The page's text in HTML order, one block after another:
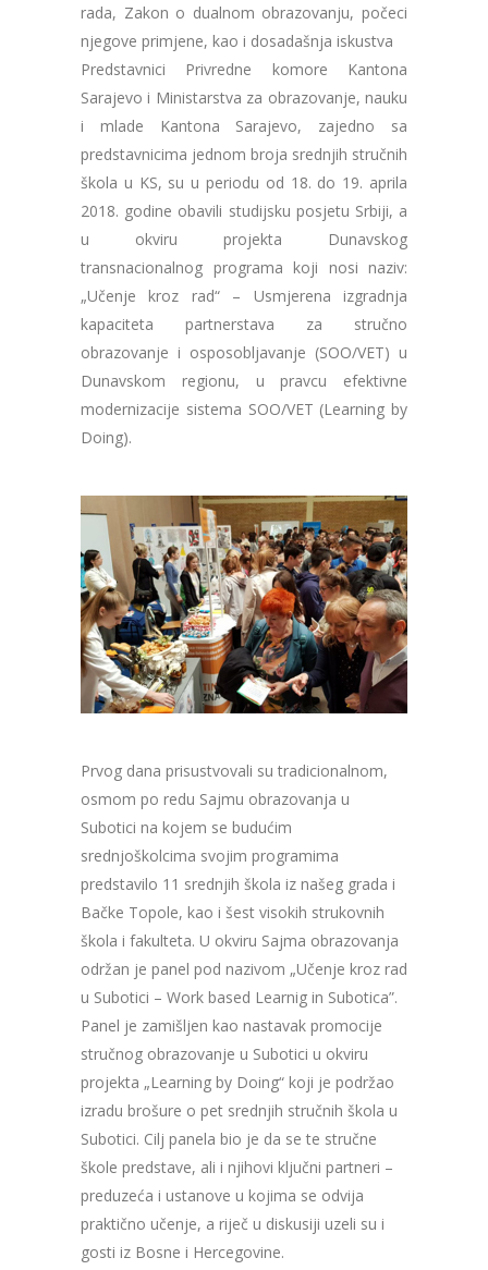
rada, Zakon o dualnom obrazovanju, počeci
njegove primjene, kao i dosadašnja iskustva
Predstavnici Privredne komore Kantona
Sarajevo i Ministarstva za obrazovanje, nauku
i mlade Kantona Sarajevo, zajedno sa
predstavnicima jednom broja srednjih stručnih
škola u KS, su u periodu od 18. do 19. aprila
2018. godine obavili studijsku posjetu Srbiji, a
u okviru projekta Dunavskog
transnacionalnog programa koji nosi naziv:
„Učenje kroz rad“ – Usmjerena izgradnja
kapaciteta partnerstava za stručno
obrazovanje i osposobljavanje (SOO/VET) u
Dunavskom regionu, u pravcu efektivne
modernizacije sistema SOO/VET (Learning by
Doing).
Prvog dana prisustvovali su tradicionalnom,
osmom po redu Sajmu obrazovanja u
Subotici na kojem se budućim
srednjoškolcima svojim programima
predstavilo 11 srednjih škola iz našeg grada i
Bačke Topole, kao i šest visokih strukovnih
škola i fakulteta. U okviru Sajma obrazovanja
održan je panel pod nazivom „Učenje kroz rad
u Subotici – Work based Learnig in Subotica”.
Panel je zamišljen kao nastavak promocije
stručnog obrazovanje u Subotici u okviru
projekta „Learning by Doing“ koji je podržao
izradu brošure o pet srednjih stručnih škola u
Subotici. Cilj panela bio je da se te stručne
škole predstave, ali i njihovi ključni partneri –
preduzeća i ustanove u kojima se odvija
praktično učenje, a riječ u diskusiji uzeli su i
gosti iz Bosne i Hercegovine.